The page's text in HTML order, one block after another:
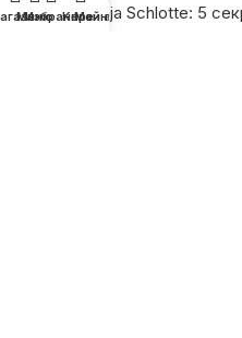
Ranja Schlotte: 5
Меню
Избранное
Корзина
Мой аккаунт